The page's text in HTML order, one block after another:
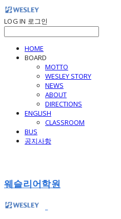
LOG IN 로그인
HOME
BOARD
MOTTO
WESLEY STORY
NEWS
ABOUT
DIRECTIONS
ENGLISH
CLASSROOM
BUS
공지사항
웨슬리어학원